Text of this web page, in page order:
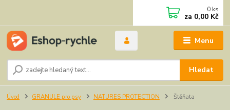
Menu
Hledat
0 ks
za 0,00 Kč
Úvod GRANULE pro psy NATURES PROTECTION Štěňata